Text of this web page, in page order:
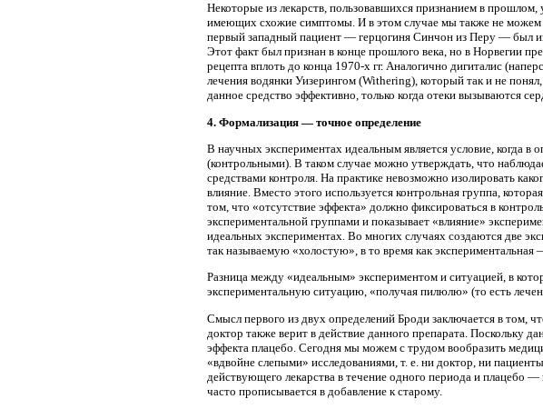
Некоторые из лекарств, пользовавшихся признанием в
имеющих схожие симптомы. И в этом случае мы также не можем
первый западный пациент — герцогиня Синчон из Перу — был
Этот факт был признан в конце прошлого века, но в Норвегии
рецепта вплоть до конца 1970-х гг. Аналогично дигиталис
лечения водянки Уизерингом (Withering), который так и не
данное средство эффективно, только когда отеки вызываются
4. Формализация — точное определение
В научных экспериментах идеальным является условие, когда
(контрольными). В таком случае можно утверждать, что
средствами контроля. На практике невозможно изолировать
влияние. Вместо этого используется контрольная группа,
том, что «отсутствие эффекта» должно фиксироваться в
экспериментальной группами и показывает «влияние»
идеальных экспериментах. Во многих случаях создаются две
так называемую «холостую», в то время как
Разница между «идеальным» экспериментом и ситуацией, в
экспериментальную ситуацию, «получая пилюлю» (то есть
Смысл первого из двух определений Броди заключается в том,
доктор также верит в действие данного препарата. Поскольку
эффекта плацебо. Сегодня мы можем с трудом вообразить
«вдвойне слепыми» исследованиями, т. е. ни доктор, ни
действующего лекарства в течение одного периода и плацебо —
часто прописывается в добавление к старому.